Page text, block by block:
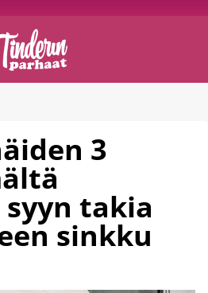
3
takia
sinkku